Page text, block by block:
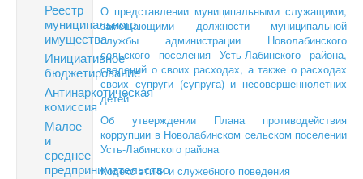
Реестр
муниципального
имущества
Инициативное
бюджетирование
Антинаркотическая
комиссия
Малое
и
среднее
предпринимательство
О представлении муниципальными служащими,
замещающими должности муниципальной
службы администрации Новолабинского
сельского поселения Усть-Лабинского района,
сведений о своих расходах, а также о расходах
своих супруги (супруга) и несовершеннолетних
детей
Об утверждении Плана противодействия
коррупции в Новолабинском сельском поселении
Усть-Лабинского района
Кодекс этики и служебного поведения